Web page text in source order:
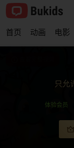
首页 动画 电影
只允
体验会员